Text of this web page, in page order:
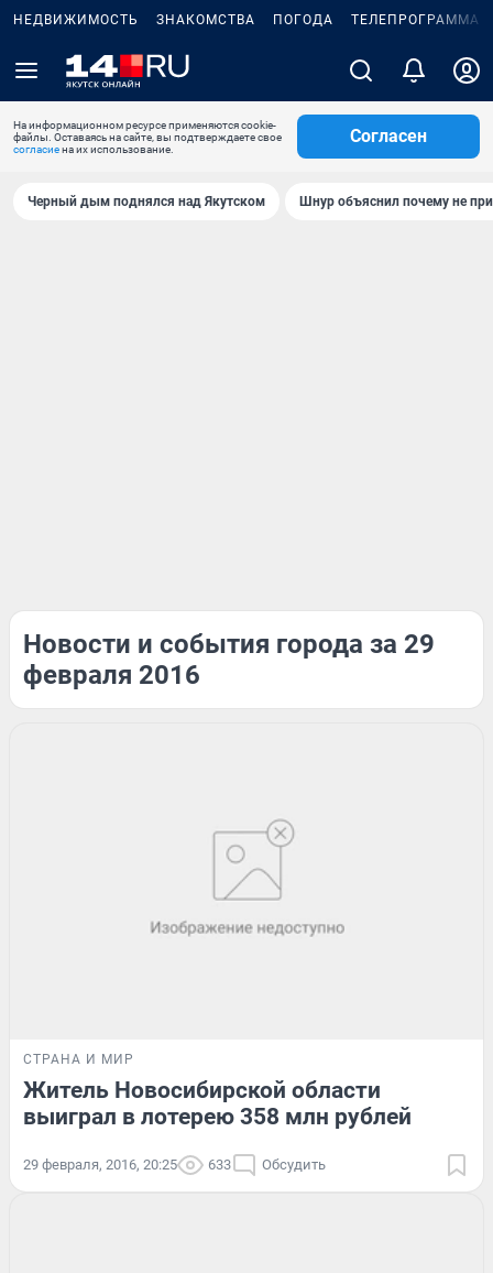
НЕДВИЖИМОСТЬ ЗНАКОМСТВА ПОГОДА ТЕЛЕПРОГРАММА
На информационном ресурсе применяются cookie-
файлы. Оставаясь на сайте, вы подтверждаете свое
согласиена их использование.
Согласен
Черный дым поднялся над Якутском Шнур объяснил почему не
Новости и события города за 29
февраля 2016
СТРАНА И МИР
Житель Новосибирской области
выиграл в лотерею 358 млн рублей
29 февраля, 2016, 20:25 633 Обсудить